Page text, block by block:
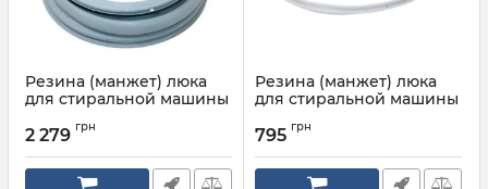
Резина (манжет) люка
для стиральной машины
Артикул:
2 279 грн
Резина (манжет) люка
для стиральной машины
Артикул:
795 грн